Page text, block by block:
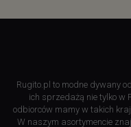
Rugito.pl to modne dywany
ich sprzedażą nie tylko w
odbiorców mamy w takich
W naszym asortymencie